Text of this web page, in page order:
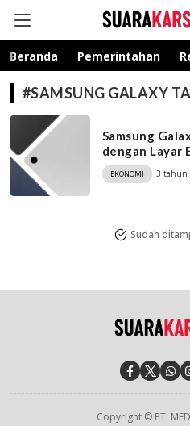
suarakarsa.com
Informasi
Beranda Pemerintahan
#SAMSUNG GALAXY
Samsung
dengan Layar
EKONOMI 3 tahun
Sudah
Copyright © PT.